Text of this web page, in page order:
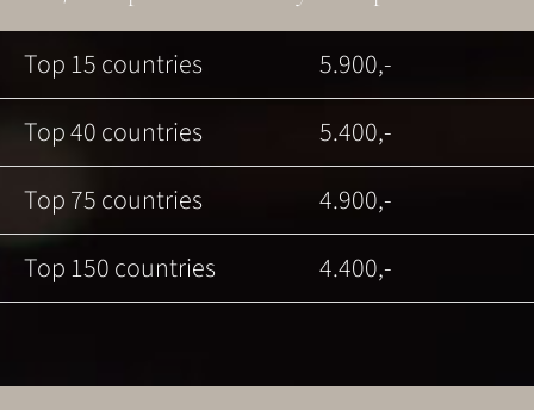
Top 15 countries
5.900,-
Top 40 countries
5.400,-
Top 75 countries
4.900,-
Top 150 countries
4.400,-